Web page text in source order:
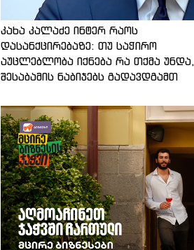
კახა კალაძე ინტერ რაოს
დასანქცირებაზე: თუ საჭირო
აუცლებლობა იქნება რა თქმა უნდა,
შესაბამის ნაბიჯებს გადავდგამთ